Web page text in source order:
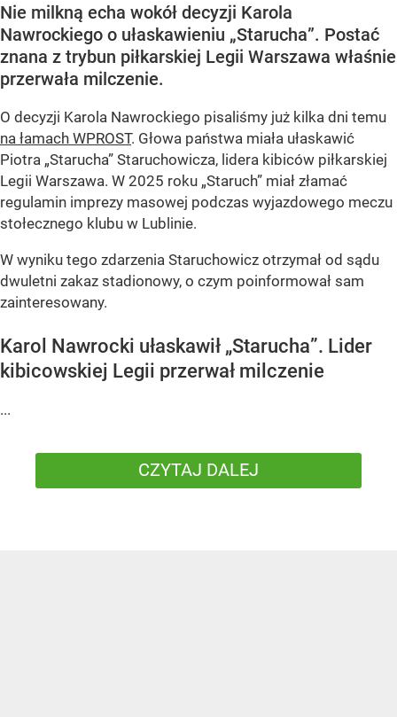
Nie milkną echa wokół decyzji Karola
Nawrockiego o ułaskawieniu „Starucha”. Postać
znana z trybun piłkarskiej Legii Warszawa właśnie
przerwała milczenie.
O decyzji Karola Nawrockiego pisaliśmy już kilka dni temu
na łamach WPROST. Głowa państwa miała ułaskawić
Piotra „Starucha” Staruchowicza, lidera kibiców piłkarskiej
Legii Warszawa. W 2025 roku „Staruch” miał złamać
regulamin imprezy masowej podczas wyjazdowego meczu
stołecznego klubu w Lublinie.
W wyniku tego zdarzenia Staruchowicz otrzymał od sądu
dwuletni zakaz stadionowy, o czym poinformował sam
zainteresowany.
Karol Nawrocki ułaskawił „Starucha”. Lider
kibicowskiej Legii przerwał milczenie
...
CZYTAJ DALEJ